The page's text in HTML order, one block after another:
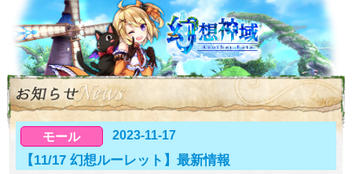
モール 2023-11-17
【11/17 幻想ルーレット】最新情報